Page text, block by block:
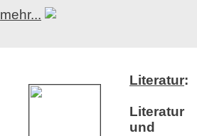
mehr...
Literatur:
Literatur
und